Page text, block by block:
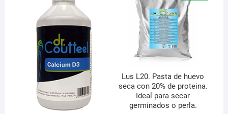
Lus L20. Pasta de huevo
seca con 20% de proteina.
Ideal para secar
germinados o perla.